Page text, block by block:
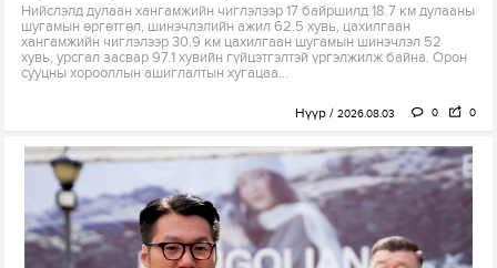
Нийслэлд дулаан хангамжийн чиглэлээр 17 байршилд 18.7 км дулааны
шугамын өргөтгөл, шинэчлэлийн ажил 62.5 хувь, цахилгаан
хангамжийн чиглэлээр 30.9 км цахилгаан шугамын шинэчлэл 52
хувь, урсгал засвар 97.1 хувийн гүйцэтгэлтэй үргэлжилж байна. Орон
сууцны хорооллын ашиглалтын хугацаа...
Нүүр 2026.08.03 0 0